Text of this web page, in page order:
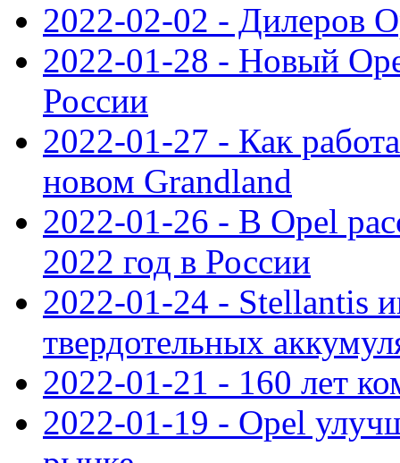
2022-02-02 - Дилеров
2022-01-28 - Новый
России
2022-01-27 - Как
новом Grandland
2022-01-26 - В Opel
2022 год в России
2022-01-24 - Stellantis
твердотельных
2022-01-21 - 160 лет
2022-01-19 - Opel